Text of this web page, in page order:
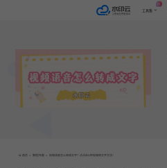
工具集
首页 > 教程|专题 > 视频语音怎么转成文字？试试这4种视频转文字方法！